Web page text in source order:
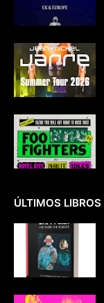
ÚLTIMOS LIBROS